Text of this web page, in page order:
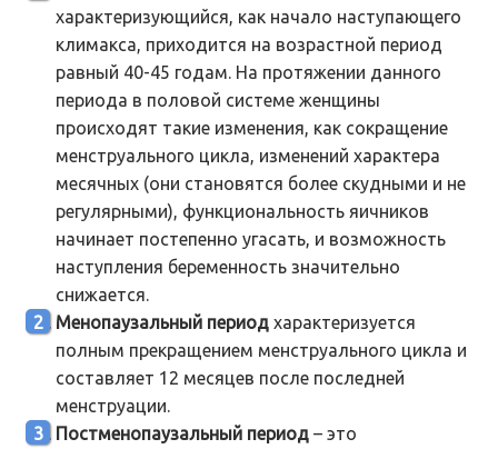
характеризующийся, как начало наступающего
климакса, приходится на возрастной период
равный 40-45 годам. На протяжении данного
периода в половой системе женщины
происходят такие изменения, как сокращение
менструального цикла, изменений характера
месячных (они становятся более скудными и не
регулярными), функциональность яичников
начинает постепенно угасать, и возможность
наступления беременность значительно
снижается.
Менопаузальный период характеризуется
полным прекращением менструального цикла и
составляет 12 месяцев после последней
менструации.
Постменопаузальный период – это